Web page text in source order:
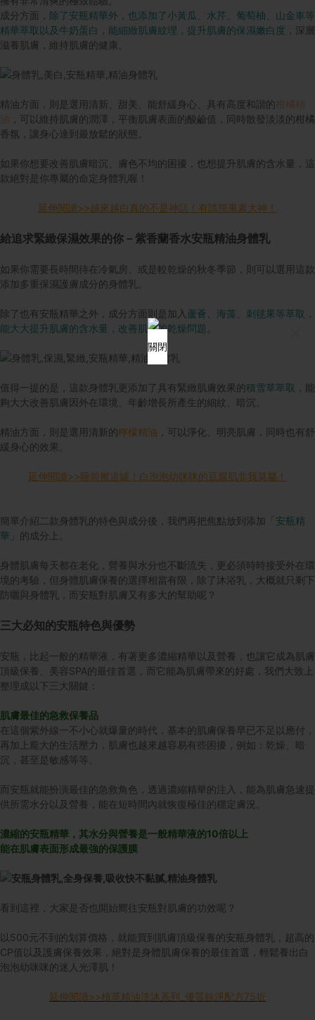
關閉
成分方面， 除了安瓶精華外，也添加了小黃瓜、水芹、葡萄柚、山金車等
精華萃取以及牛奶蛋白
能細緻肌膚紋理，提升肌膚的保濕嫩白度 ，深層
滋養肌膚，維持肌膚的健康。
精油方面，則是選用清新、甜美、能舒緩身心、具有高度和諧的柑橘精
油
，可以維持肌膚的潤澤，平衡肌膚表面的酸鹼值，同時散發淡淡的柑橘
香氛，讓身心達到最放鬆的狀態。
如果你想要改善肌膚暗沉、膚色不均的困擾，也想提升肌膚的含水量，這
款絕對是你專屬的命定身體乳喔！
延伸閱讀>>越來越白真的不是神話！有請熊果素大神！
給追求緊緻保濕效果的你－紫香蘭香水安瓶精油身體乳
如果你需要長時間待在冷氣房、或是較乾燥的秋冬季節，則可以選用這款
添加多重保濕護膚成分的身體乳。
除了也有安瓶精華之外，成分方面則是加入 蘆薈、海藻、刺毬果等萃取，
能大大提升肌膚的含水量，改善肌膚的乾燥問題
值得一提的是，這款身體乳更添加了具有緊緻肌膚效果的積雪草萃取
，能
夠大大改善肌膚因外在環境、年齡增長所產生的細紋、暗沉。
精油方面，則是選用清新的檸檬精油 ，可以淨化、明亮肌膚，同時也有舒
緩身心的效果。
延伸閱讀>>睡前擦這罐！白泡泡幼咪咪的豆腐肌非我莫屬！
簡單介紹二款身體乳的特色與成分後，我們再把焦點放到添加「 安瓶精
華 」的成分上。
身體肌膚每天都在老化，營養與水分也不斷流失，更必須時時接受外在環
境的考驗，但身體肌膚保養的選擇相當有限，除了沐浴乳，大概就只剩下
防曬與身體乳，而安瓶對肌膚又有多大的幫助呢？
三大必知的安瓶特色與優勢
安瓶，比起一般的精華液，有著更多濃縮精華以及營養，也讓它成為肌膚
頂級保養、美容SPA的最佳首選，而它能為肌膚帶來的好處，我們大致上
整理成以下三大關鍵：
肌膚最佳的急救保養品
在這個紫外線一不小心就爆量的時代，基本的肌膚保養早已不足以應付，
再加上龐大的生活壓力，肌膚也越來越容易有些困擾，例如：乾燥、暗
沉，甚至是敏感等等。
而安瓶就能扮演最佳的急救角色，透過濃縮精華的注入，能為肌膚急速提
供所需水分以及營養，能在短時間內就恢復極佳的穩定膚況。
濃縮的安瓶精華，其水分與營養是一般精華液的10倍以上
能在肌膚表面形成最強的保護膜
看到這裡，大家是否也開始嚮往安瓶對肌膚的功效呢？
以500元不到的划算價格，就能買到肌膚頂級保養的安瓶身體乳，超高的
CP值以及護膚保養效果，絕對是身體肌膚保養的最佳首選，輕鬆養出白
泡泡幼咪咪的迷人光澤肌！
延伸閱讀>>植萃精油洗沐系列_優質純淨配方75折